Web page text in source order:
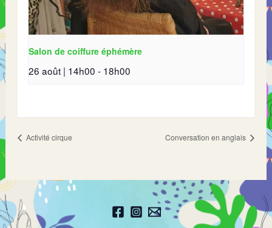
Salon de coiffure éphémère
26 août | 14h00 - 18h00
Activité cirque Conversation en anglais